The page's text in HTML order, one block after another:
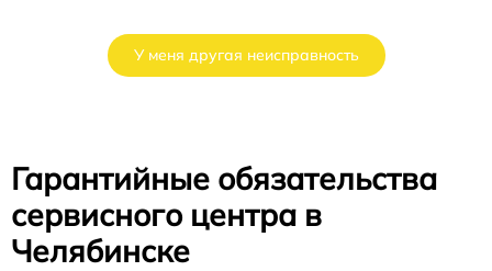
У меня другая неисправность
Гарантийные обязательства
сервисного центра в
Челябинске